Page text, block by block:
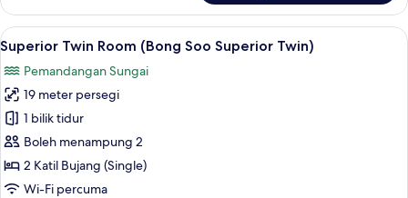
Twin
Room
(Bong
Soo
Standard
Twin)
Lihat
semua
foto
untuk
Superior
Twin
Room
(Bong
Busa memori, bar mini, peti besi
1
Superior Twin Room (Bong Soo Superior Twin)
Pemandangan Sungai
19 meter persegi
1 bilik tidur
Boleh menampung 2
2 Katil Bujang (Single)
Wi-Fi percuma